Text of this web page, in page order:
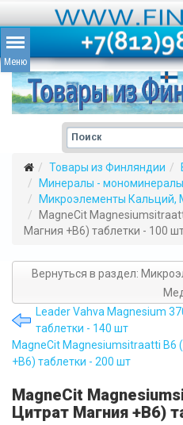
Товары из Финляндии
Минералы - мономинералы
Микроэлементы Кальций,
MagneCit
Магния +B6) таблетки - 100
Вернуться в раздел:
Leader Vahva Magnesium
таблетки - 140 шт
MagneCit Magnesiumsitraatti
+B6) таблетки - 200 шт
MagneCit
Цитрат Магния +B6)